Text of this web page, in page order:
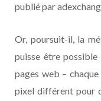
publié par
Or, poursuit-il, la
puisse être
pages web –
pixel différent pour